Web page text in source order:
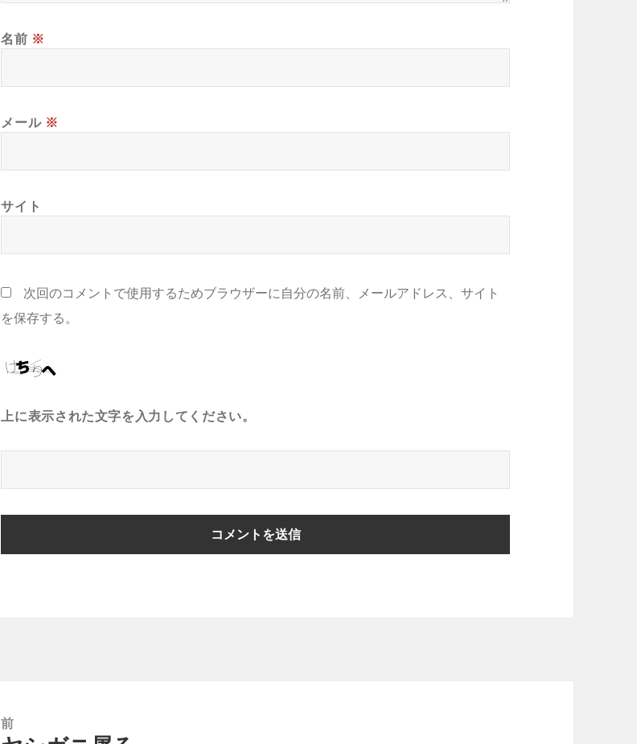
名前 ※
メール ※
サイト
次回のコメントで使用するためブラウザーに自分の名前、メールアドレス、サイト
を保存する。
上に表示された文字を入力してください。
前